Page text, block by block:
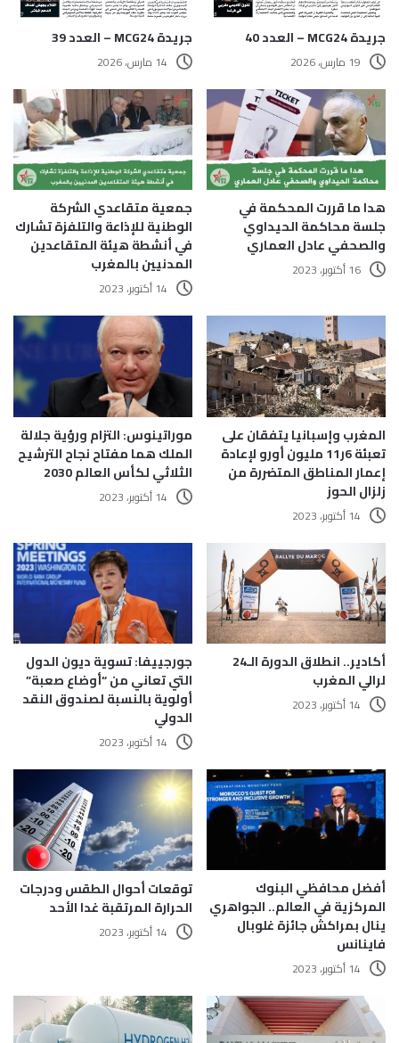
جريدة MCG24 – العدد 40
19 مارس، 2026
جريدة MCG24 – العدد 39
14 مارس، 2026
هدا ما قررت المحكمة في
جلسة محاكمة الحيداوي
والصحفي عادل العماري
16 أكتوبر، 2023
جمعية متقاعدي الشركة
الوطنية للإذاعة والتلفزة تشارك
في أنشطة هيئة المتقاعدين
المدنيين بالمغرب
14 أكتوبر، 2023
المغرب وإسبانيا يتفقان على
تعبئة 6ر11 مليون أورو لإعادة
إعمار المناطق المتضررة من
زلزال الحوز
14 أكتوبر، 2023
موراتينوس: التزام ورؤية جلالة
الملك هما مفتاح نجاح الترشيح
الثلاثي لكأس العالم 2030
14 أكتوبر، 2023
أكادير.. انطلاق الدورة الـ24
لرالي المغرب
14 أكتوبر، 2023
جورجييفا: تسوية ديون الدول
التي تعاني من “أوضاع صعبة”
أولوية بالنسبة لصندوق النقد
الدولي
14 أكتوبر، 2023
أفضل محافظي البنوك
المركزية في العالم.. الجواهري
ينال بمراكش جائزة غلوبال
فاينانس
14 أكتوبر، 2023
توقعات أحوال الطقس ودرجات
الحرارة المرتقبة غدا الأحد
14 أكتوبر، 2023